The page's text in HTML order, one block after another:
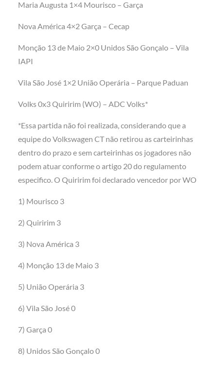
Maria Augusta 1×4 Mourisco – Garça
Nova América 4×2 Garça – Cecap
Monção 13 de Maio 2×0 Unidos São Gonçalo – Vila
IAPI
Vila São José 1×2 União Operária – Parque Paduan
Volks 0x3 Quiririm (WO) – ADC Volks*
*Essa partida não foi realizada, considerando que a
equipe do Volkswagen CT não retirou as carteirinhas
dentro do prazo e sem carteirinhas os jogadores não
podem atuar conforme o artigo 20 do regulamento
especifico. O Quiririm foi declarado vencedor por WO
1) Mourisco 3
2) Quiririm 3
3) Nova América 3
4) Monção 13 de Maio 3
5) União Operária 3
6) Vila São José 0
7) Garça 0
8) Unidos São Gonçalo 0